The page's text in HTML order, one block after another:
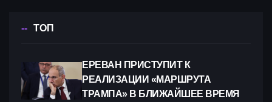
ТОП
ЕРЕВАН ПРИСТУПИТ К
РЕАЛИЗАЦИИ «МАРШРУТА
ТРАМПА» В БЛИЖАЙШЕЕ ВРЕМЯ